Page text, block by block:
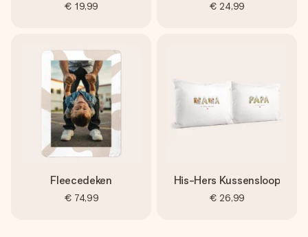
€ 19,99 € 24,99
Fleecedeken
€ 74,99
His-Hers Kussensloop
€ 26,99